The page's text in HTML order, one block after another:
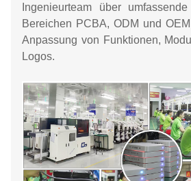
Ingenieurteam über
Bereichen PCBA, ODM und
Anpassung von Funktionen,
Logos.